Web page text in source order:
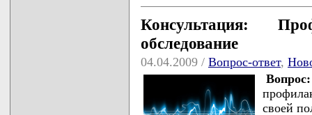
Консультация:
обследование
04.04.2009 / Вопрос-ответ,
Вопрос:
своей